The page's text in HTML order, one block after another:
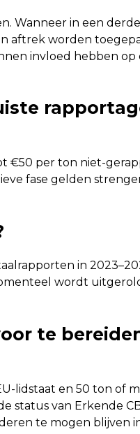
Wanneer in een
aftrek worden
invloed hebben op
€50 per ton niet-
fase gelden
in
wordt
te
lidstaat en 50 ton of
status van Erkende
te mogen blijven